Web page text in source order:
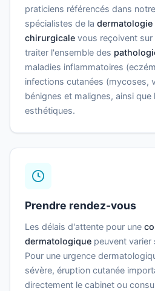
praticiens référencés dans
spécialistes de la dermatologie
chirurgicale vous reçoivent
traiter l'ensemble des
maladies inflammatoires
infections cutanées (mycoses,
bénignes et malignes, ainsi que
esthétiques.
Prendre rendez-vous
Les délais d'attente pour une
dermatologique peuvent varier
Pour une urgence
sévère, éruption cutanée
directement le cabinet ou